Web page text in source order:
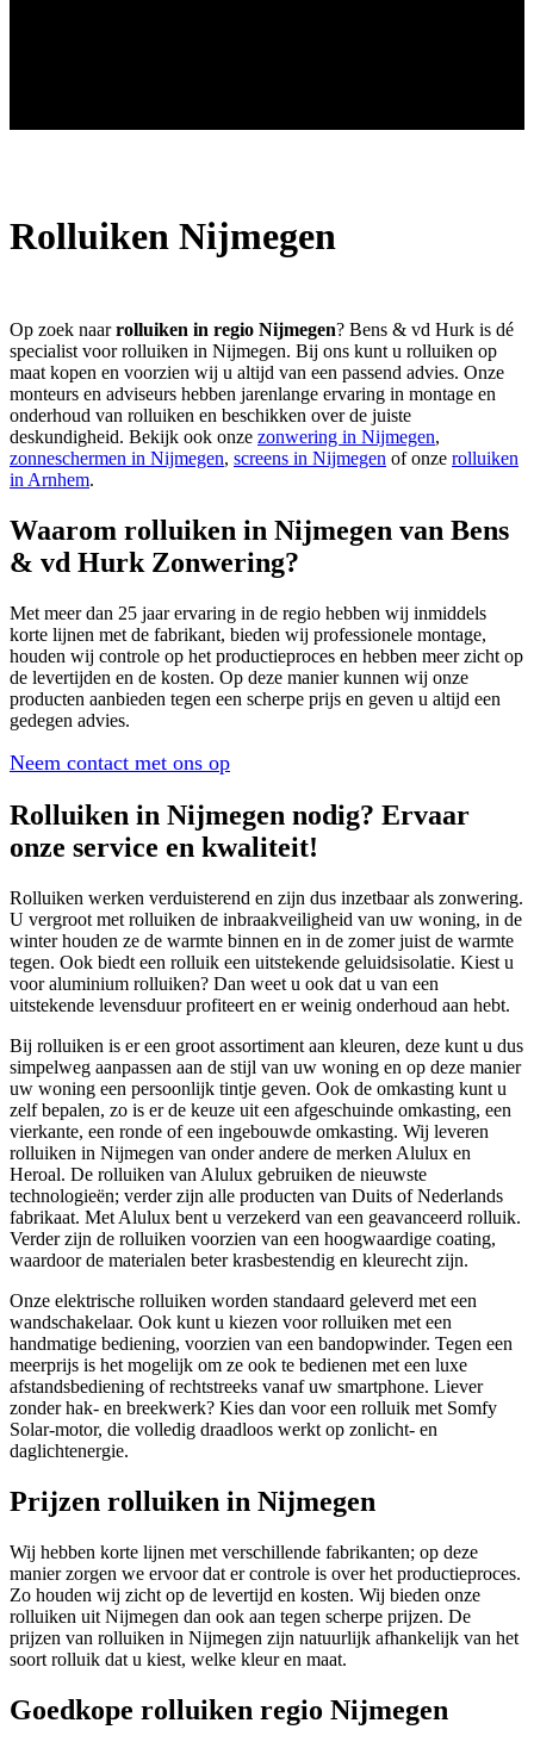
Rolluiken Nijmegen
Op zoek naarrolluiken in regio Nijmegen? Bens & vd Hurk is dé
specialist voor rolluiken in Nijmegen. Bij ons kunt u rolluiken op
maat kopen en voorzien wij u altijd van een passend advies. Onze
monteurs en adviseurs hebben jarenlange ervaring in montage en
onderhoud van rolluiken en beschikken over de juiste
deskundigheid. Bekijk ook onze zonwering in Nijmegen,
zonneschermen in Nijmegen, screens in Nijmegen of onze rolluiken
in Arnhem.
Waarom rolluiken in Nijmegen van Bens
& vd Hurk Zonwering?
Met meer dan 25 jaar ervaring in de regio hebben wij inmiddels
korte lijnen met de fabrikant, bieden wij professionele montage,
houden wij controle op het productieproces en hebben meer zicht op
de levertijden en de kosten. Op deze manier kunnen wij onze
producten aanbieden tegen een scherpe prijs en geven u altijd een
gedegen advies.
Neem contact met ons op
Rolluiken in Nijmegen nodig? Ervaar
onze service en kwaliteit!
Rolluiken werken verduisterend en zijn dus inzetbaar als zonwering.
U vergroot met rolluiken de inbraakveiligheid van uw woning, in de
winter houden ze de warmte binnen en in de zomer juist de warmte
tegen. Ook biedt een rolluik een uitstekende geluidsisolatie. Kiest u
voor aluminium rolluiken? Dan weet u ook dat u van een
uitstekende levensduur profiteert en er weinig onderhoud aan hebt.
Bij rolluiken is er een groot assortiment aan kleuren, deze kunt u dus
simpelweg aanpassen aan de stijl van uw woning en op deze manier
uw woning een persoonlijk tintje geven. Ook de omkasting kunt u
zelf bepalen, zo is er de keuze uit een afgeschuinde omkasting, een
vierkante, een ronde of een ingebouwde omkasting. Wij leveren
rolluiken in Nijmegen van onder andere de merken Alulux en
Heroal. De rolluiken van Alulux gebruiken de nieuwste
technologieën; verder zijn alle producten van Duits of Nederlands
fabrikaat. Met Alulux bent u verzekerd van een geavanceerd rolluik.
Verder zijn de rolluiken voorzien van een hoogwaardige coating,
waardoor de materialen beter krasbestendig en kleurecht zijn.
Onze elektrische rolluiken worden standaard geleverd met een
wandschakelaar. Ook kunt u kiezen voor rolluiken met een
handmatige bediening, voorzien van een bandopwinder. Tegen een
meerprijs is het mogelijk om ze ook te bedienen met een luxe
afstandsbediening of rechtstreeks vanaf uw smartphone. Liever
zonder hak- en breekwerk? Kies dan voor een rolluik met Somfy
Solar-motor, die volledig draadloos werkt op zonlicht- en
daglichtenergie.
Prijzen rolluiken in Nijmegen
Wij hebben korte lijnen met verschillende fabrikanten; op deze
manier zorgen we ervoor dat er controle is over het productieproces.
Zo houden wij zicht op de levertijd en kosten. Wij bieden onze
rolluiken uit Nijmegen dan ook aan tegen scherpe prijzen. De
prijzen van rolluiken in Nijmegen zijn natuurlijk afhankelijk van het
soort rolluik dat u kiest, welke kleur en maat.
Goedkope rolluiken regio Nijmegen